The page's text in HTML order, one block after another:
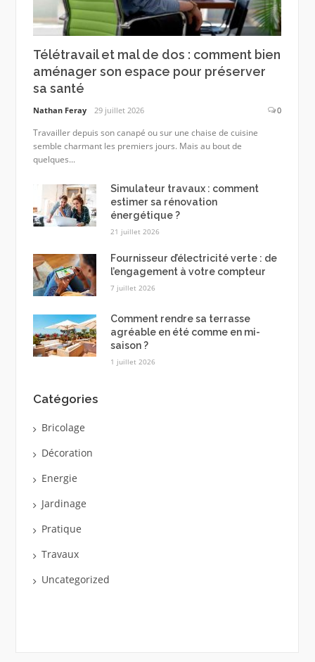
Télétravail et mal de dos : comment bien
aménager son espace pour préserver
sa santé
Nathan Feray 29 juillet 2026 0
Travailler depuis son canapé ou sur une chaise de cuisine
semble charmant les premiers jours. Mais au bout de
quelques...
Simulateur travaux : comment
estimer sa rénovation
énergétique ?
21 juillet 2026
Fournisseur d’électricité verte : de
l’engagement à votre compteur
7 juillet 2026
Comment rendre sa terrasse
agréable en été comme en mi-
saison ?
1 juillet 2026
Catégories
Bricolage
Décoration
Energie
Jardinage
Pratique
Travaux
Uncategorized